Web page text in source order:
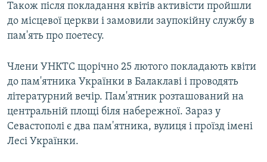
Також після покладання квітів активісти пройшли
до місцевої церкви і замовили заупокійну службу в
пам'ять про поетесу.
Члени УНКТС щорічно 25 лютого покладають квіти
до пам'ятника Українки в Балаклаві і проводять
літературний вечір. Пам'ятник розташований на
центральній площі біля набережної. Зараз у
Севастополі є два пам'ятника, вулиця і проїзд імені
Лесі Українки.